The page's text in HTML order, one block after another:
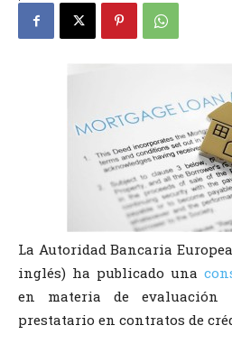
La Autoridad Bancaria
inglés) ha publicado una
en materia de
prestatario en contratos de